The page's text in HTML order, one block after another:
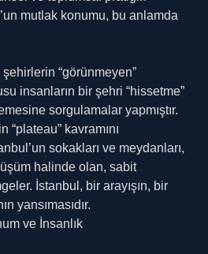
mutlak konumu, bu anlamda
“görünmeyen”
insanların bir şehri “hissetme”
sorgulamalar yapmıştır.
“plateau” kavramını
sokakları ve meydanları,
halinde olan, sabit
İstanbul, bir arayışın, bir
yansımasıdır.
ve İnsanlık